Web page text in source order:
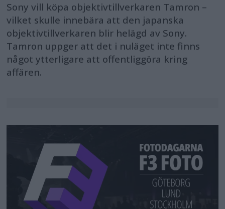
Sony vill köpa objektivtillverkaren Tamron –
vilket skulle innebära att den japanska
objektivtillverkaren blir helägd av Sony.
Tamron uppger att det i nuläget inte finns
något ytterligare att offentliggöra kring
affären.